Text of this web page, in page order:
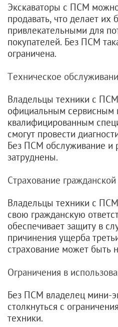
Экскаваторы с ПСМ
продавать, что делает их
привлекательными для
покупателей. Без ПСМ
ограничена.
Техническое
Владельцы техники с
официальным сервисным
квалифицированным
смогут провести
Без ПСМ обслуживание и
затруднены.
Страхование гражданской
Владельцы техники с
свою гражданскую
обеспечивает защиту в
причинения ущерба
страхование может быть
Ограничения в
Без ПСМ владелец мини-
столкнуться с
техники.